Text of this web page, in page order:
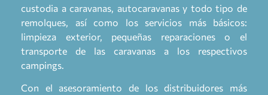
custodia a caravanas, autocaravanas y todo tipo de
remolques, así como los servicios más básicos:
limpieza exterior, pequeñas reparaciones o el
transporte de las caravanas a los respectivos
campings.
Con el asesoramiento de los distribuidores más